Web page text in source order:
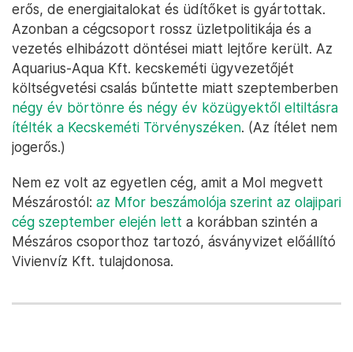
erős, de energiaitalokat és üdítőket is gyártottak.
Azonban a cégcsoport rossz üzletpolitikája és a
vezetés elhibázott döntései miatt lejtőre került. Az
Aquarius-Aqua Kft. kecskeméti ügyvezetőjét
költségvetési csalás bűntette miatt szeptemberben
négy év börtönre és négy év közügyektől eltiltásra
ítélték a Kecskeméti Törvényszéken. (Az ítélet nem
jogerős.)
Nem ez volt az egyetlen cég, amit a Mol megvett
Mészárostól: az Mfor beszámolója szerint az olajipari
cég szeptember elején lett a korábban szintén a
Mészáros csoporthoz tartozó, ásványvizet előállító
Vivienvíz Kft. tulajdonosa.